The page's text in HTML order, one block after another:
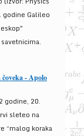
godine Galileo
- Apolo
godine, 20.
sleteo na
“malog koraka